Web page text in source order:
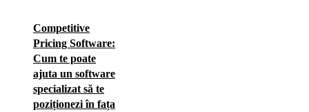
Competitive
Pricing Software:
Cum te poate
ajuta un software
specializat să te
poziționezi în fața